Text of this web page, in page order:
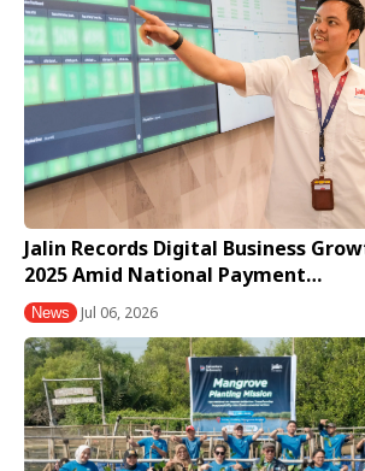
Jalin Records Digital Business
2025 Amid National Payment…
News Jul 06, 2026